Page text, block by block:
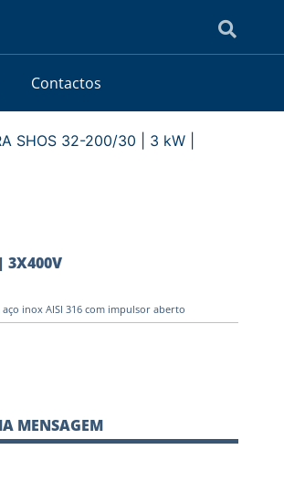
Contactos
SHOS 32-200/30 | 3 kW |
3X400V
inox AISI 316 com impulsor aberto
MENSAGEM